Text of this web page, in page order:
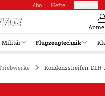
Abo Hefte
Militär Flugzeugtechnik
Kondensstreifen: